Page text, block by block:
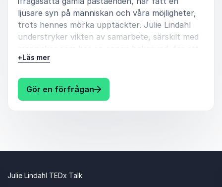
ljusare syn på människan och våra möjligheter,
trots hennes mörka upptäckter. Julie Lindahl
understryker vikten av samarbete, särskilt med
människor som har en annan bakgrund, för att
lösa vår tids utmaningar. Boka en gripande och
+Läs mer
Gör en förfrågan: Julie Lindahl Boka föreläsning
Julie Lindahl TEDx Talk